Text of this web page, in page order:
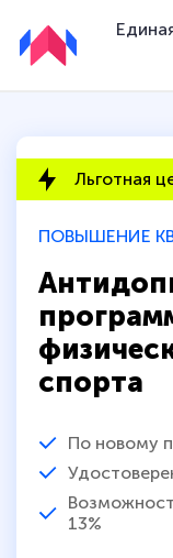
ПОВЫШЕНИЕ
спорта
По новому
13%
Льготная